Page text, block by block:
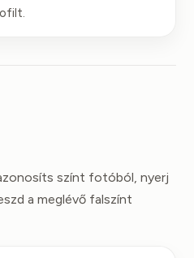
színt fotóból, nyerj
a meglévő falszínt